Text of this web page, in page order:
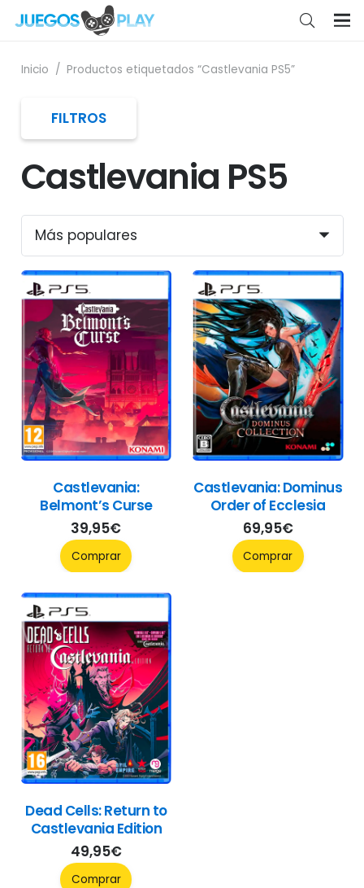
Inicio / Productos etiquetados “Castlevania PS5”
Castlevania PS5
Castlevania:
Belmont’s Curse
39,95€
Comprar
Castlevania: Dominus
Order of Ecclesia
69,95€
Comprar
Dead Cells: Return to
Castlevania Edition
49,95€
Comprar
FILTROS